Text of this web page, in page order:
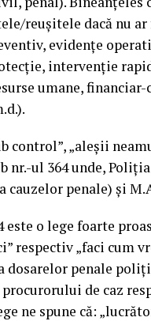
reușitele dacă nu
evidențe
intervenție
umane,
control”, „aleșii
ul 364 unde,
cauzelor penale) și
este o lege foarte
respectiv „faci cum
dosarelor penale
procurorului de caz
ne spune că: